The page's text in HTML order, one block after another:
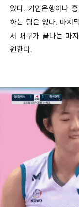
있다. 기업은행이나
하는 팀은 없다. 마지
서 배구가 끝나는 마
원한다.